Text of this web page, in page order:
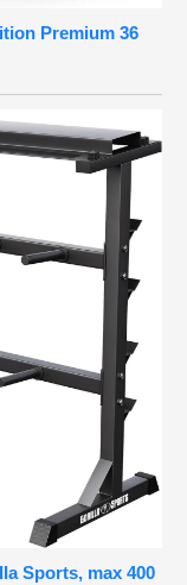
Premium 36
Sports, max 400